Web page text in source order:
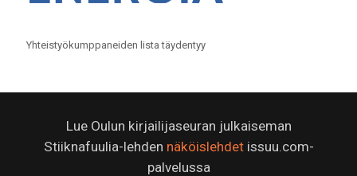
Yhteistyökumppaneiden lista täydentyy
Lue Oulun kirjailijaseuran julkaiseman
Stiiknafuulia-lehden näköislehdetissuu.com-
palvelussa